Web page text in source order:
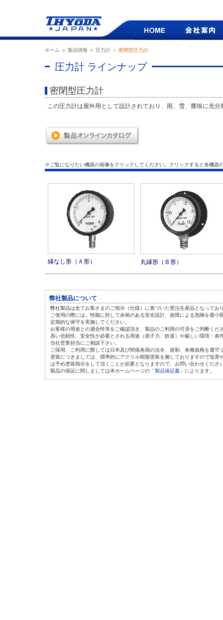
ホーム ＞ 製品情報 ＞ 圧力計 ＞ 密閉型圧力計
圧力計 ラインナップ
密閉型圧力計
この圧力計は屋外用として設計されており、雨、雪、塵埃に充分
※ご覧になりたい機器の画像をクリックしてください。クリックすると各機器
縁なし形（Ａ形） 丸縁形（Ｂ形）
弊社製品について
弊社製品は全てお客さまのご指示（仕様）に基づいた受注生産品となってお
ご使用の際には、性能に対して余裕のある安全設計、故障による危険を最小
定期的な保守を実施してください。
お客様の用途との適合性等をご確認頂き、製品のご利用の可否をご判断くだ
高い信頼性、安全性が必要とされる用途（原子力、鉄道）や厳しい環境・条
当社営業担当にご相談下さい。
ご採用、ご利用に際しては日本及び関係各国の法令、規制、各種規格を遵守
塗装につきましては、標準的にアクリル樹脂塗装を施しておりますので塩害
は予め塗装指示をして頂くことが必要となりますので、お問い合わせくださ
製品の保証に関しましては本ホームページの 「製品保証書」 によります。